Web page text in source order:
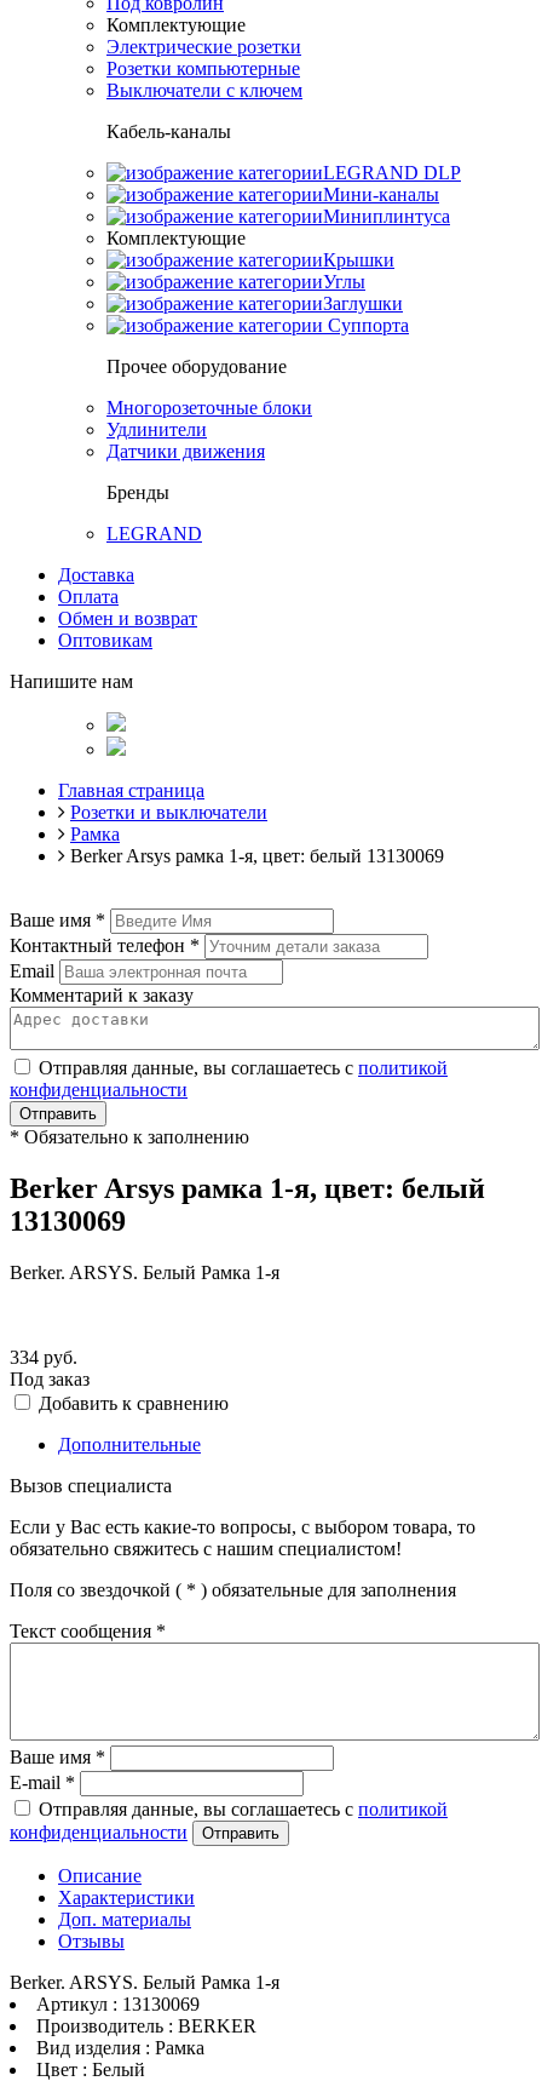
Комплектующие
Электрические розетки
Розетки компьютерные
Выключатели с ключем
Кабель-каналы
LEGRAND DLP
Мини-каналы
Миниплинтуса
Комплектующие
Крышки
Углы
Заглушки
Суппорта
Прочее оборудование
Многорозеточные блоки
Удлинители
Датчики движения
Бренды
LEGRAND
Доставка
Оплата
Обмен и возврат
Оптовикам
Напишите нам
Главная страница
Розетки и выключатели
Рамка
Berker Arsys рамка 1-я, цвет: белый 13130069
Ваше имя *
Контактный телефон *
Email
Комментарий к заказу
Отправляя данные, вы соглашаетесь с политикой
конфиденциальности
Отправить
* Обязательно к заполнению
Berker Arsys рамка 1-я, цвет: белый
13130069
Berker. ARSYS. Белый Рамка 1-я
334 руб.
Под заказ
Добавить к сравнению
Дополнительные
Вызов специалиста
Если у Вас есть какие-то вопросы, с выбором товара, то
обязательно свяжитесь с нашим специалистом!
Поля со звездочкой ( * ) обязательные для заполнения
Текст сообщения *
Ваше имя *
E-mail *
Отправляя данные, вы соглашаетесь с политикой
конфиденциальности
Отправить
Описание
Характеристики
Доп. материалы
Отзывы
Berker. ARSYS. Белый Рамка 1-я
Артикул : 13130069
Производитель : BERKER
Вид изделия : Рамка
Цвет : Белый